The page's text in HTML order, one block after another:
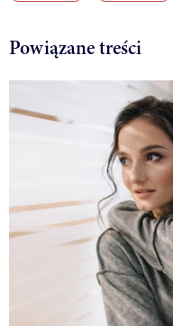
Powiązane treści